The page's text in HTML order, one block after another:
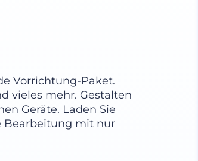
Vorrichtung-Paket.
vieles mehr. Gestalten
Geräte. Laden Sie
Bearbeitung mit nur